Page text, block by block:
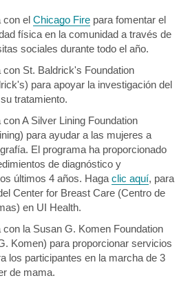
con el Chicago Fire para fomentar el
física en la comunidad a través de
sociales durante todo el año.
St. Baldrick's Foundation
para apoyar la investigación del
tratamiento.
A Silver Lining Foundation
para ayudar a las mujeres a
El programa ha proporcionado
de diagnóstico y
últimos 4 años. Haga clic aquí, para
Center for Breast Care (Centro de
en UI Health.
la Susan G. Komen Foundation
Komen) para proporcionar servicios
los participantes en la marcha de 3
de mama.